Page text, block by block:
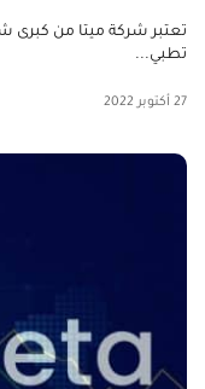
تعتبر شركة ميتا من كبرى
تطبي...
27 أكتوبر 2022